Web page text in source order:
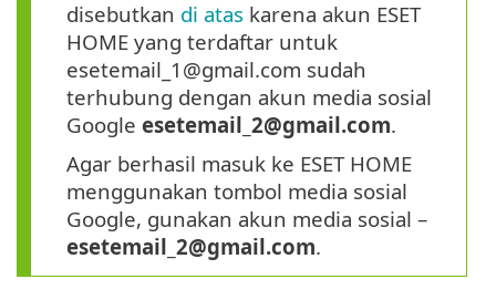
disebutkan di atas karena akun ESET
HOME yang terdaftar untuk
esetemail_1@gmail.com sudah
terhubung dengan akun media sosial
Google esetemail_2@gmail.com.
Agar berhasil masuk ke ESET HOME
menggunakan tombol media sosial
Google, gunakan akun media sosial –
esetemail_2@gmail.com.